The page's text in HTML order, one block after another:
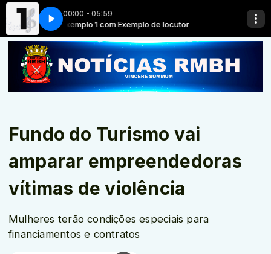
00:00 - 05:59
Exemplo 1 com Exemplo de locutor
Fundo do Turismo vai
amparar empreendedoras
vítimas de violência
Mulheres terão condições especiais para
financiamentos e contratos